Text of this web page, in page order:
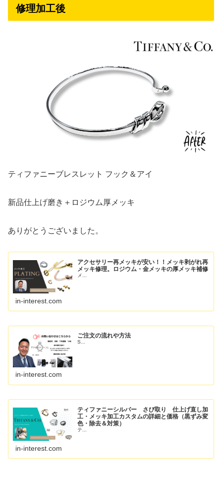
修理加工後
ティファニーブレスレット フック＆アイ
新品仕上げ磨き＋ロジウム厚メッキ
ありがとうございました。
アクセサリー再メッキが安い！！メッキ剥がれ再
メッキ修理。ロジウム・金メッキの厚メッキ補修
メ...
in-interest.com
ご注文の流れや方法
S...
in-interest.com
ティファニーシルバー さび取り 仕上げ直し加
工・メッキ加工カスタムの詳細と価格（黒ずみ変
色・除去＆対策）
テ...
in-interest.com